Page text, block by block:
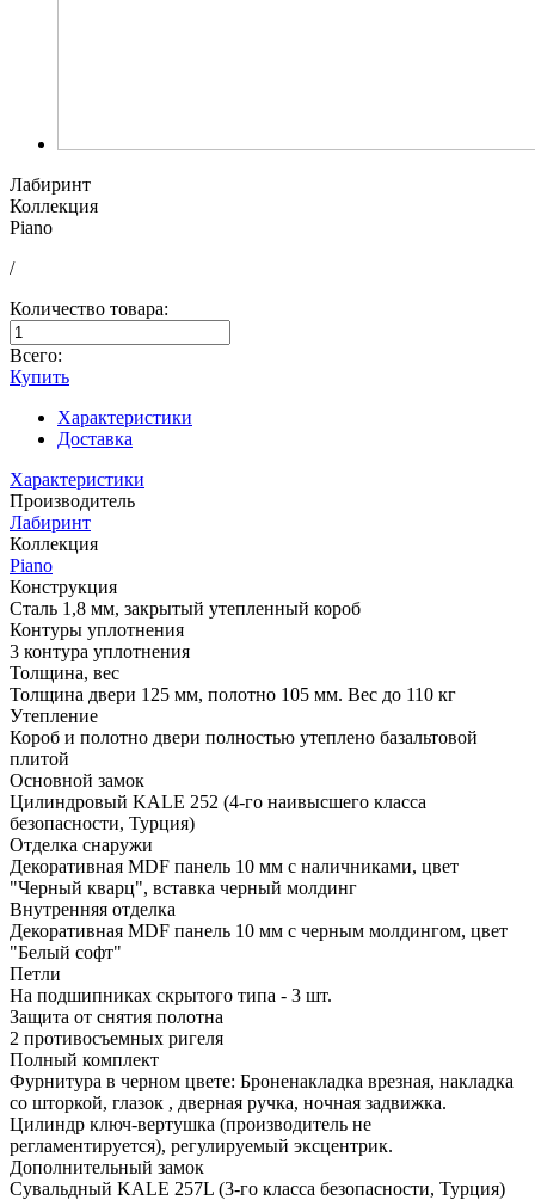
Лабиринт
Коллекция
Piano
/
Количество товара:
Всего:
Купить
Характеристики
Доставка
Характеристики
Производитель
Лабиринт
Коллекция
Piano
Конструкция
Сталь 1,8 мм, закрытый утепленный короб
Контуры уплотнения
3 контура уплотнения
Толщина, вес
Толщина двери 125 мм, полотно 105 мм. Вес до 110 кг
Утепление
Короб и полотно двери полностью утеплено базальтовой
плитой
Основной замок
Цилиндровый KALE 252 (4-го наивысшего класса
безопасности, Турция)
Отделка снаружи
Декоративная MDF панель 10 мм с наличниками, цвет
"Черный кварц", вставка черный молдинг
Внутренняя отделка
Декоративная MDF панель 10 мм с черным молдингом, цвет
"Белый софт"
Петли
На подшипниках скрытого типа - 3 шт.
Защита от снятия полотна
2 противосъемных ригеля
Полный комплект
Фурнитура в черном цвете: Броненакладка врезная, накладка
со шторкой, глазок , дверная ручка, ночная задвижка.
Цилиндр ключ-вертушка (производитель не
регламентируется), регулируемый эксцентрик.
Дополнительный замок
Сувальдный KALE 257L (3-го класса безопасности, Турция)